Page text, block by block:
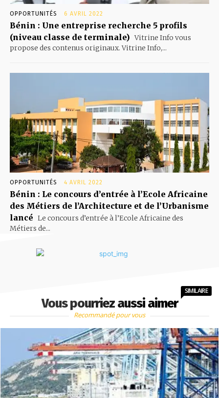
OPPORTUNITÉS 6 AVRIL 2022
Bénin : Une entreprise recherche 5 profils
(niveau classe de terminale) Vitrine Info vous
propose des contenus originaux. Vitrine Info,...
OPPORTUNITÉS 4 AVRIL 2022
Bénin : Le concours d’entrée à l’Ecole Africaine
des Métiers de l’Architecture et de l’Urbanisme
lancé Le concours d’entrée à l’Ecole Africaine des
Métiers de...
Vous pourriez aussi aimer
SIMILAIRE
Recommandé pour vous